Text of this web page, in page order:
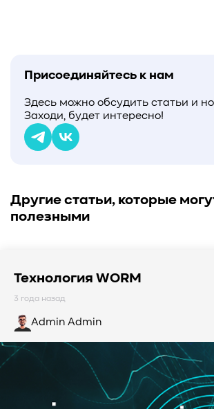
Присоединяйтесь к нам
Здесь можно обсудить статьи и
Заходи, будет интересно!
Другие статьи, которые
полезными
Технология WORM
3 года назад
Admin Admin